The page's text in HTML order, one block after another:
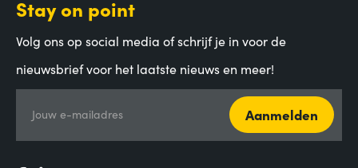
Stay on point
Volg ons op social media of schrijf je in voor de
nieuwsbrief voor het laatste nieuws en meer!
Jouw e-mailadres Aanmelden